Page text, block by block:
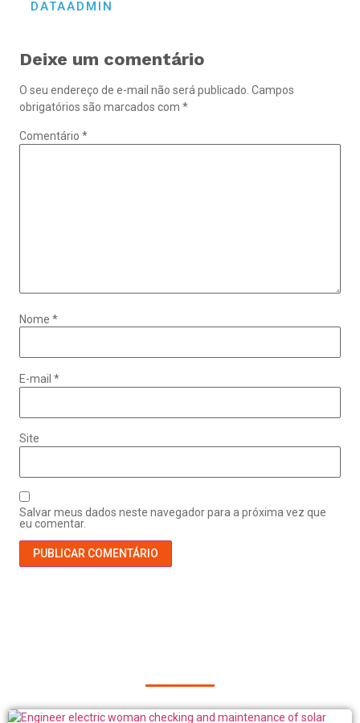
DATAADMIN
Deixe um comentário
O seu endereço de e-mail não será publicado. Campos
obrigatórios são marcados com *
Comentário *
Nome *
E-mail *
Site
Salvar meus dados neste navegador para a próxima vez que
eu comentar.